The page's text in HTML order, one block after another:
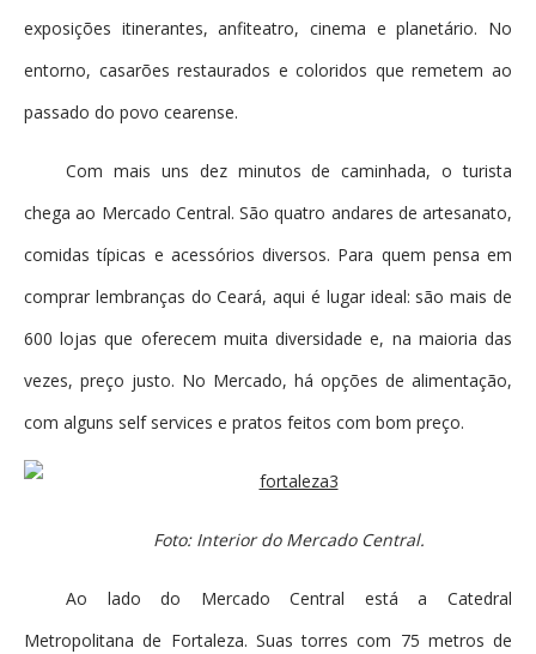
exposições itinerantes, anfiteatro, cinema e planetário. No
entorno, casarões restaurados e coloridos que remetem ao
passado do povo cearense.
Com mais uns dez minutos de caminhada, o turista
chega ao Mercado Central. São quatro andares de artesanato,
comidas típicas e acessórios diversos. Para quem pensa em
comprar lembranças do Ceará, aqui é lugar ideal: são mais de
600 lojas que oferecem muita diversidade e, na maioria das
vezes, preço justo. No Mercado, há opções de alimentação,
com alguns self services e pratos feitos com bom preço.
Foto: Interior do Mercado Central.
Ao lado do Mercado Central está a Catedral
Metropolitana de Fortaleza. Suas torres com 75 metros de